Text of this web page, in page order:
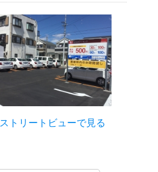
ストリートビューで見る